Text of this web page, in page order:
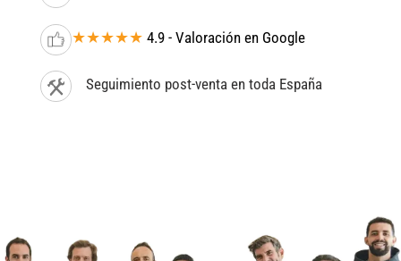
★★★★★ 4.9 - Valoración en Google
Seguimiento post-venta en toda España